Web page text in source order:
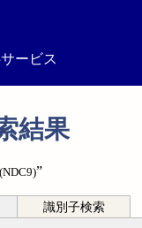
ービス
結果
(NDC9)”
識別子検索